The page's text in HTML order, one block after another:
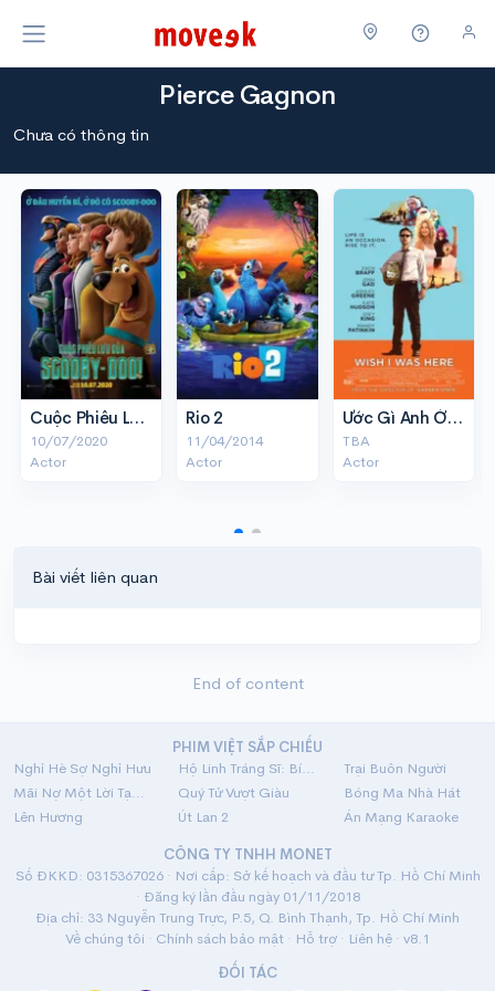
Pierce Gagnon
Chưa có thông tin
Cuộc Phiêu Lưu của Scooby-doo
10/07/2020
Actor
Rio 2
11/04/2014
Actor
Ước Gì Anh Ở Đây
TBA
Actor
Bài viết liên quan
End of content
PHIM VIỆT SẮP CHIẾU
Nghỉ Hè Sợ Nghỉ Hưu
Hộ Linh Tráng Sĩ: Bí Ẩn Mộ Vua Đinh
Trại Buôn Người
Mãi Nợ Một Lời Tạm Biệt
Quý Tử Vượt Giàu
Bóng Ma Nhà Hát
Lên Hương
Út Lan 2
Án Mạng Karaoke
CÔNG TY TNHH MONET
Số ĐKKD: 0315367026 · Nơi cấp: Sở kế hoạch và đầu tư Tp. Hồ Chí Minh
· Đăng ký lần đầu ngày 01/11/2018
Địa chỉ: 33 Nguyễn Trung Trực, P.5, Q. Bình Thạnh, Tp. Hồ Chí Minh
Về chúng tôi · Chính sách bảo mật · Hỗ trợ · Liên hệ · v8.1
ĐỐI TÁC